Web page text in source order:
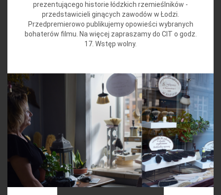
prezentującego historie łódzkich rzemieślników -
przedstawicieli ginących zawodów w Łodzi.
Przedpremierowo publikujemy opowieści wybranych
bohaterów filmu. Na więcej zapraszamy do CIT o godz.
17. Wstęp wolny.